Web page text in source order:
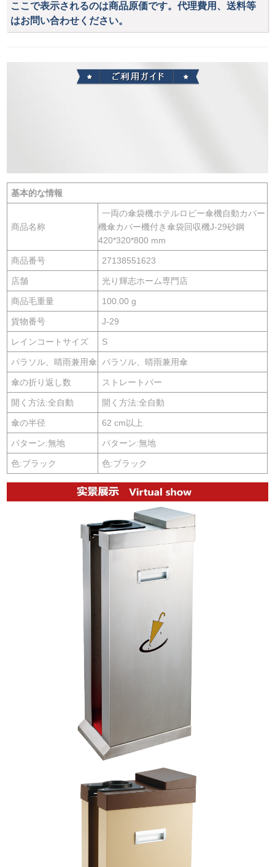
ここで表示されるのは商品原価です。代理費用、送料等
はお問い合わせください。
基本的な情報
商品名称
一両の傘袋機ホテルロビー傘機自動カバー
機傘カバー機付き傘袋回収機J-29砂鋼
420*320*800 mm
商品番号 27138551623
店舗 光り輝志ホーム専門店
商品毛重量 100.00 g
貨物番号 J-29
レインコートサイズ S
パラソル、晴雨兼用傘 パラソル、晴雨兼用傘
傘の折り返し数 ストレートバー
開く方法:全自動 開く方法:全自動
傘の半径 62 cm以上
パターン:無地 パターン:無地
色:ブラック 色:ブラック